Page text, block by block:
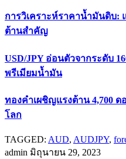
การวิเคราะห์ราคาน้ำมันดิบ:
ต้านสำคัญ
USD/JPY อ่อนตัวจากระดับ
พรีเมียมน้ำมัน
ทองคำเผชิญแรงต้าน 4,700
โลก
TAGGED: AUD, AUDJPY,
admin มิถุนายน 29, 2023